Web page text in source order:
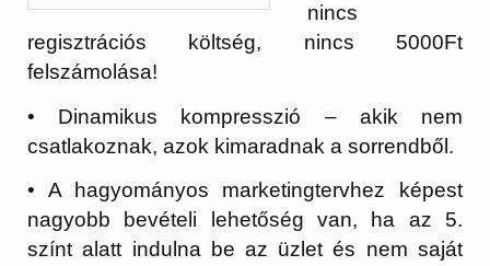
nincs
regisztrációs költség, nincs 5000Ft
felszámolása!
• Dinamikus kompresszió – akik nem
csatlakoznak, azok kimaradnak a sorrendből.
• A hagyományos marketingtervhez képest
nagyobb bevételi lehetőség van, ha az 5.
színt alatt indulna be az üzlet és nem saját